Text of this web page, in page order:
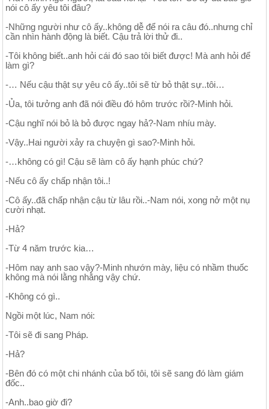
nói cô ấy yêu tôi đâu?
-Những người như cô ấy..không dễ để nói ra câu đó..nhưng chỉ
cần nhìn hành động là biết. Cậu trả lời thử đi..
-Tôi không biết..anh hỏi cái đó sao tôi biết được! Mà anh hỏi để
làm gì?
-… Nếu cậu thật sự yêu cô ấy..tôi sẽ từ bỏ thật sự..tôi…
-Ủa, tôi tưởng anh đã nói điều đó hôm trước rồi?-Minh hỏi.
-Cậu nghĩ nói bỏ là bỏ được ngay hả?-Nam nhíu mày.
-Vậy..Hai người xảy ra chuyện gì sao?-Minh hỏi.
-…không có gì! Cậu sẽ làm cô ấy hạnh phúc chứ?
-Nếu cô ấy chấp nhận tôi..!
-Cô ấy..đã chấp nhận cậu từ lâu rồi..-Nam nói, xong nở một nụ
cười nhạt.
-Hả?
-Từ 4 năm trước kia…
-Hôm nay anh sao vậy?-Minh nhướn mày, liệu có nhầm thuốc
không mà nói lằng nhằng vậy chứ.
-Không có gì..
Ngồi một lúc, Nam nói:
-Tôi sẽ đi sang Pháp.
-Hả?
-Bên đó có một chi nhánh của bố tôi, tôi sẽ sang đó làm giám
đốc..
-Anh..bao giờ đi?